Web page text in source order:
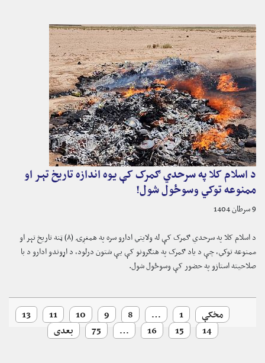
د اسلام کلا په سرحدي ګمرک کې یوه اندازه تاریخ تېر او
ممنوعه توکي وسوځول شول!
9 سرطان 1404
د اسلام کلا په سرحدي ګمرک کې له ولایتي ادارو سره په همغږۍ (۸) ټنه تاریخ تېر او
ممنوعه توکي، چې د یاد ګمرک په هنګرونو کې یې شتون درلود، د اړوندو ادارو د با
صلاحیته استازو په حضور کې وسوځول شول.
مخکې 1
…
8
9
10
11
13
14
15
16
…
75 بعدی